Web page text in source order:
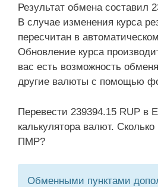
Результат обмена составил
В случае изменения курса
пересчитан в
Обновление курса
вас есть возможность
другие валюты с помощью
Перевести 239394.15 RUP в
калькулятора валют.
ПМР?
Обменными пунктами